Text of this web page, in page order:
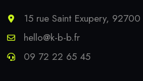
15 rue Saint Exupery,
hello@k-b-b.fr
09 72 22 65 45